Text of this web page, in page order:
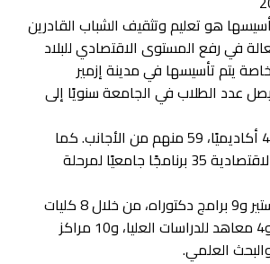
هو تعليم وتثقيف الشباب القادرين
في رفع المستوى الاقتصادي للبلاد
يتم تأسيسها في مدينة إزمير
عدد الطلاب في الجامعة سنويًا إلى
وهناك أكثر من 464 أكاديميًا، 59 منهم من الأجانب. كما
توفر جامعة إزمير الاقتصادية 35 برنامجًا جامعيًا لمرحلة
و38 برنامجًا للماجستير و9 برامج دكتوراه، من خلال 8 كليات
و3 مدارس مهنية و4 معاهد للدراسات العليا، و10 مراكز
العلمي.